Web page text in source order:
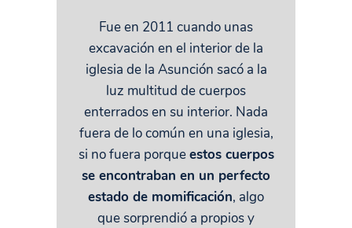
Fue en 2011 cuando unas
excavación en el interior de la
iglesia de la Asunción sacó a la
luz multitud de cuerpos
enterrados en su interior. Nada
fuera de lo común en una iglesia,
si no fuera porqueestos cuerpos
se encontraban en un perfecto
estado de momificación, algo
que sorprendió a propios y